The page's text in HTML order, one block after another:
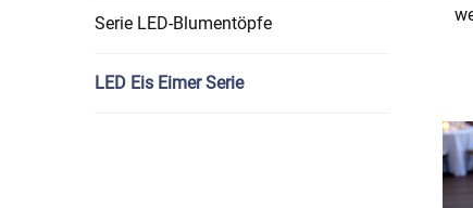
Serie LED-Blumentöpfe
LED Eis Eimer Serie